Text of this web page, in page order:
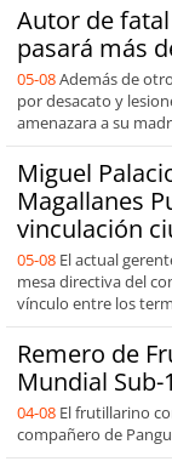
Autor de
pasará más
05-08Además de
por desacato y
amenazara a su
Miguel
Magallanes
vinculación
05-08 El actual
mesa directiva del
vínculo entre los
Remero de
Mundial
04-08 El frutillarino
compañero de